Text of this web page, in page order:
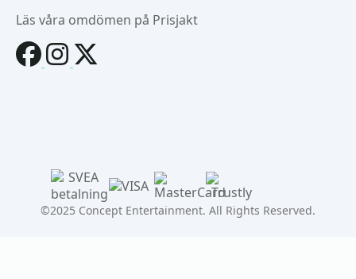
Läs våra omdömen på Prisjakt
©2025 Concept Entertainment. All Rights Reserved.